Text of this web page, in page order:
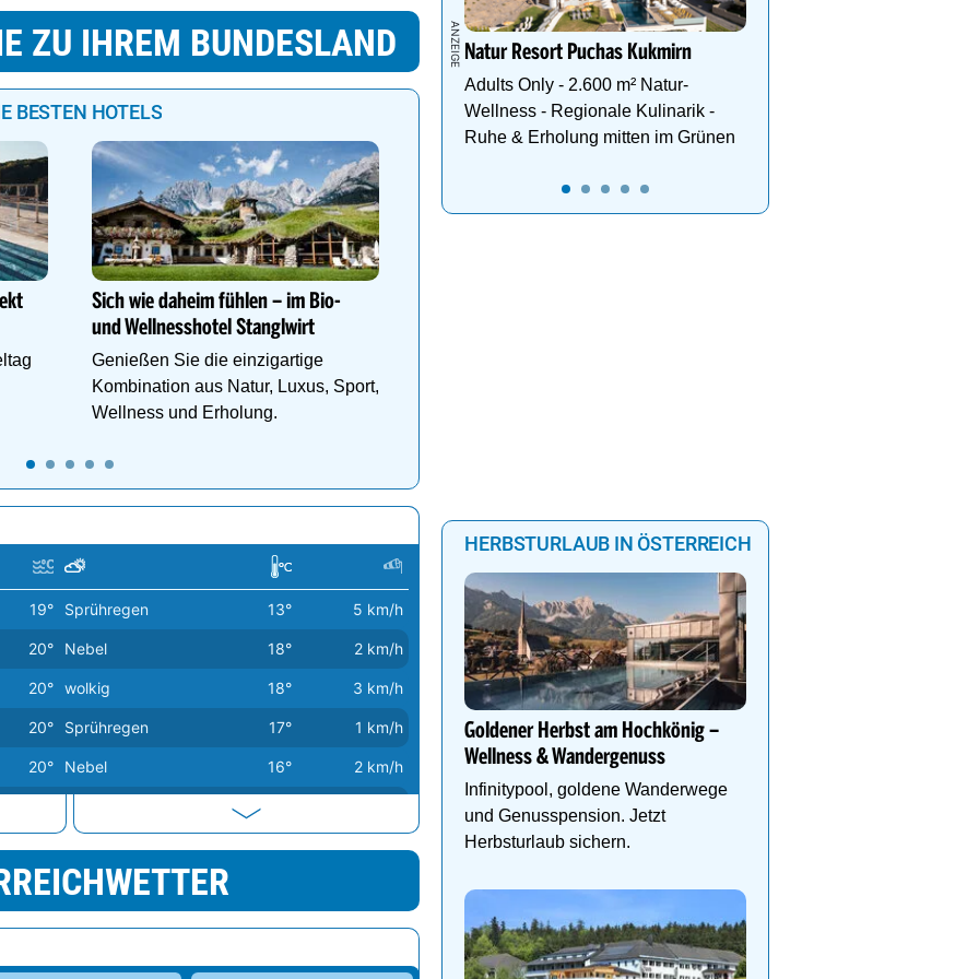
ZU IHREM BUNDESLAND
BESTEN HOTELS
Sich wie daheim fühlen – im Bio-
und Wellnesshotel Stanglwirt
Genießen Sie die einzigartige
Kombination aus Natur, Luxus, Sport,
Wellness und Erholung.
19° Sprühregen 13° 5 km/h
20° Nebel 18° 2 km/h
20° wolkig 18° 3 km/h
20° Sprühregen 17° 1 km/h
20° Nebel 16° 2 km/h
21° stark bewölkt
21° Regenschauer 16° 2 km/h
21° Regenschauer 16° 1 km/h
Natur Resort Puchas Kukmirn
Adults Only - 2.600 m² Natur-
Wellness - Regionale Kulinarik -
Ruhe & Erholung mitten im Grünen
HERBSTURLAUB IN ÖSTERREICH
Goldener Herbst am Hochkönig –
Wellness & Wandergenuss
Infinitypool, goldene Wanderwege
und Genusspension. Jetzt
Herbsturlaub sichern.